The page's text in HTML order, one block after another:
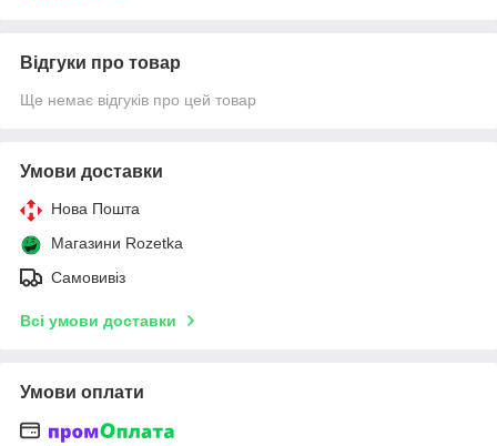
Відгуки про товар
Ще немає відгуків про цей товар
Умови доставки
Нова Пошта
Магазини Rozetka
Самовивіз
Всі умови доставки
Умови оплати